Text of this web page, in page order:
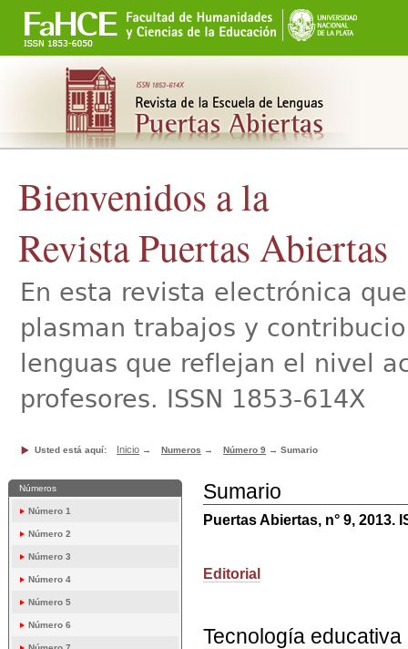
navegación
Bienvenidos a la
Revista Puertas Abiertas
En esta revista electrónica
plasman trabajos y
lenguas que reflejan el nivel
profesores. ISSN 1853-614X
Usted está aquí: Inicio → Numeros → Número 9 → Sumario
Números
Número 1
Número 2
Número 3
Número 4
Número 5
Número 6
Sumario
Puertas Abiertas, n° 9, 2013.
Editorial
Tecnología educativa